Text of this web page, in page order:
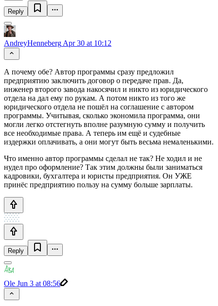
Reply
AndreyHenneberg Apr 30 at 10:12
А почему обе? Автор программы сразу предложил
предприятию заключить договор о передаче прав. Да,
инженер второго завода накосячил и никто из юридического
отдела на дал ему по рукам. А потом никто из того же
юридического отдела не пошёл на соглашение с автором
программы. Учитывая, сколько экономила программа, они
могли легко отстегнуть вполне разумную сумму и получить
все необходимые права. А теперь им ещё и судебные
издержки оплачивать, а они могут быть весьма немаленькими.
Что именно автор программы сделал не так? Не ходил и не
нудел про оформление? Так этим должны были заниматься
кадровики, бухгалтера и юристы предприятия. Он УЖЕ
принёс предприятию пользу на сумму больше зарплаты.
Reply
Ole Jun 3 at 08:56